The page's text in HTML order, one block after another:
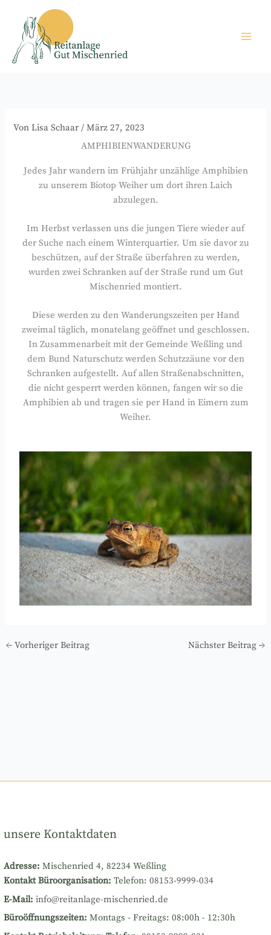
springen
VonLisa Schaar /März 27, 2023
AMPHIBIENWANDERUNG
Jedes Jahr wandern im Frühjahr unzählige Amphibien
zu unserem Biotop Weiher um dort ihren Laich
abzulegen.
Im Herbst verlassen uns die jungen Tiere wieder auf
der Suche nach einem Winterquartier. Um sie davor zu
beschützen, auf der Straße überfahren zu werden,
wurden zwei Schranken auf der Straße rund um Gut
Mischenried montiert.
Diese werden zu den Wanderungszeiten per Hand
zweimal täglich, monatelang geöffnet und geschlossen.
In Zusammenarbeit mit der Gemeinde Weßling und
dem Bund Naturschutz werden Schutzzäune vor den
Schranken aufgestellt. Auf allen Straßenabschnitten,
die nicht gesperrt werden können, fangen wir so die
Amphibien ab und tragen sie per Hand in Eimern zum
Weiher.
←Vorheriger Beitrag Nächster Beitrag→
unsere Kontaktdaten
Adresse: Mischenried 4, 82234 Weßling
Kontakt Büroorganisation:Telefon:08153-9999-034
E-Mail:info@reitanlage-mischenried.de
Büroöffnungszeiten: Montags - Freitags: 08:00h - 12:30h